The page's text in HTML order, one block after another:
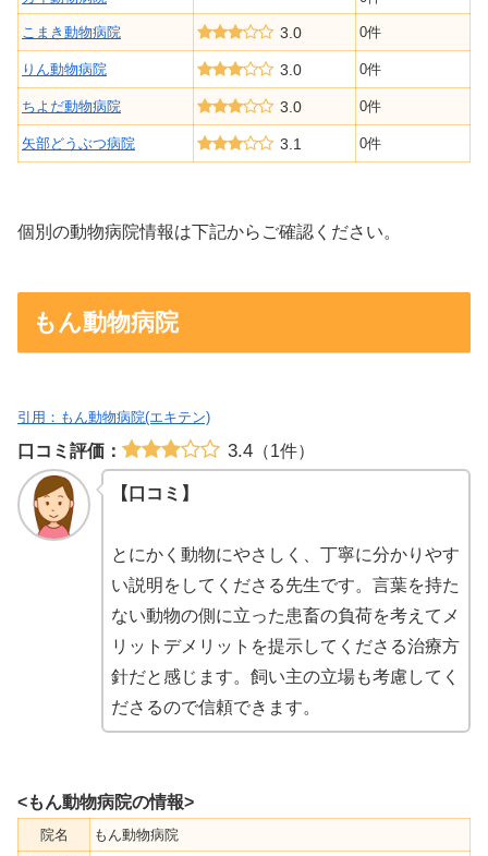
こまき動物病院 3.0 0件
りん動物病院 3.0 0件
ちよだ動物病院 3.0 0件
矢部どうぶつ病院 3.1 0件
個別の動物病院情報は下記からご確認ください。
もん動物病院
引用：もん動物病院(エキテン)
口コミ評価： 3.4（1件）
【口コミ】
とにかく動物にやさしく、丁寧に分かりやす
い説明をしてくださる先生です。言葉を持た
ない動物の側に立った患畜の負荷を考えてメ
リットデメリットを提示してくださる治療方
針だと感じます。飼い主の立場も考慮してく
ださるので信頼できます。
<もん動物病院の情報>
院名
もん動物病院